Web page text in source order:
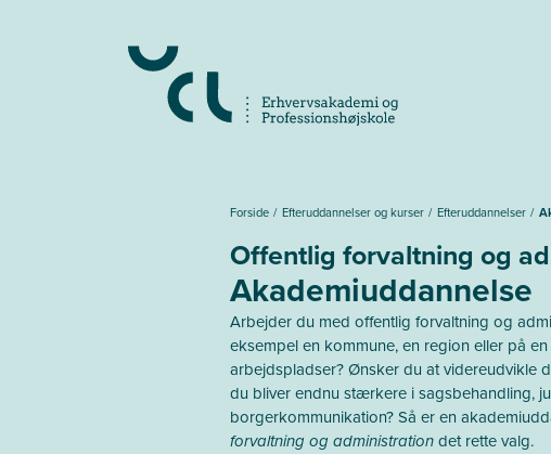
Forside Efteruddannelser og kurser Efteruddannelser
Offentlig forvaltning og
Akademiuddannelse
Arbejder du med offentlig forvaltning og
eksempel en kommune, en region eller på
arbejdspladser? Ønsker du at videreudvikle
du bliver endnu stærkere i sagsbehandling,
borgerkommunikation? Så er en
forvaltning og administrationdet rette valg.